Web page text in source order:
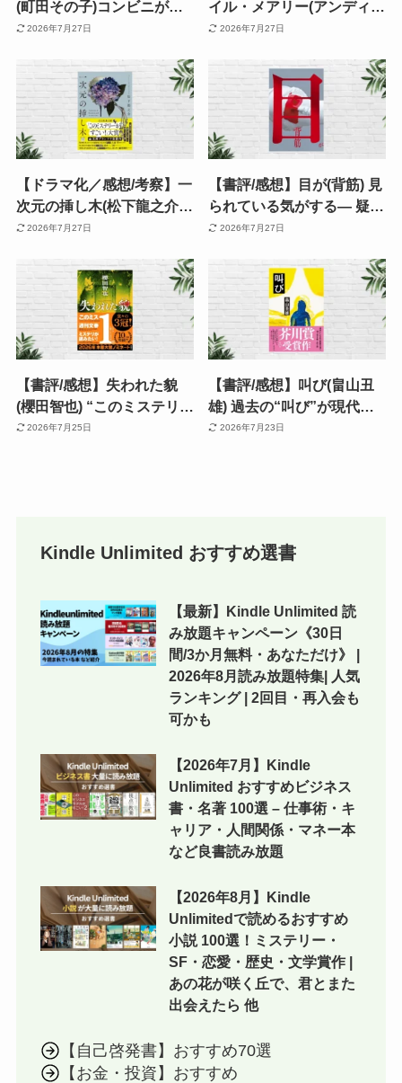
(町田その子)コンビニがつ
なぐ、やさしいつながりの
と思える余韻が残る連作小
説
2026年7月27日
イル・メアリー(アンディ・
ウィアー) | ネタバレありあ
と評される理由とは？
2026年7月27日
【ドラマ化／感想/考察】一
次元の挿し木(松下龍之介)
デビュー作とは思えぬ完成
紙絵の深さに震えるミステ
リー 《このミス 大賞作》
2026年7月27日
【書評/感想】目が(背筋) 見
られている気がする— 疑心
暗鬼は闇より怖い。71ペー
2026年7月27日
【書評/感想】失われた貌
(櫻田智也) “このミステリー
がすごい！2026” 第1位な
2026年7月25日
【書評/感想】叫び(畠山丑
雄) 過去の“叫び”が現代人
を揺さぶる。芥川賞らしい
2026年7月23日
Kindle Unlimited おすすめ選書
【最新】Kindle Unlimited 読
み放題キャンペーン《30日
間/3か月無料・あなただけ》 |
2026年8月読み放題特集| 人気
ランキング | 2回目・再入会も
可かも
【2026年7月】Kindle
Unlimited おすすめビジネス
書・名著 100選 – 仕事術・キ
ャリア・人間関係・マネー本
など良書読み放題
【2026年8月】Kindle
Unlimitedで読めるおすすめ
小説 100選！ミステリー・
SF・恋愛・歴史・文学賞作 |
あの花が咲く丘で、君とまた
出会えたら 他
【自己啓発書】おすすめ70選
【お金・投資】おすすめ